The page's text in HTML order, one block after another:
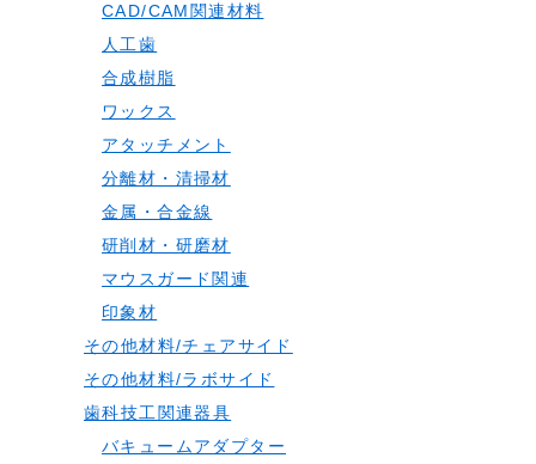
CAD/CAM関連材料
人工歯
合成樹脂
ワックス
アタッチメント
分離材・清掃材
金属・合金線
研削材・研磨材
マウスガード関連
印象材
その他材料/チェアサイド
その他材料/ラボサイド
歯科技工関連器具
バキュームアダプター